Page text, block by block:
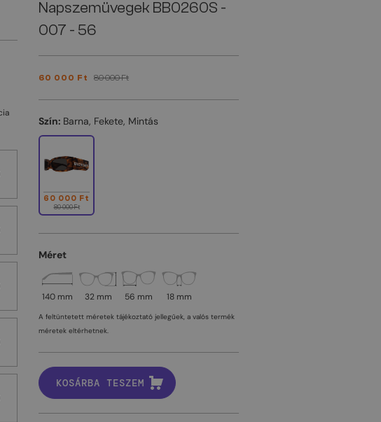
Napszemüvegek BB0260S -
007 - 56
60 000 Ft 80 000 Ft
Szín: Barna, Fekete, Mintás
60 000 Ft
80 000 Ft
Méret
140 mm 32 mm 56 mm 18 mm
A feltüntetett méretek tájékoztató jellegűek, a valós termék
méretek eltérhetnek.
KOSÁRBA TESZEM